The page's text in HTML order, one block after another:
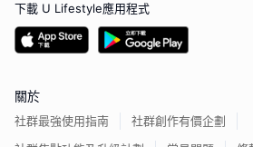
下載 U Lifestyle應用程式
關於
社群最強使用指南
社群創作有價企劃